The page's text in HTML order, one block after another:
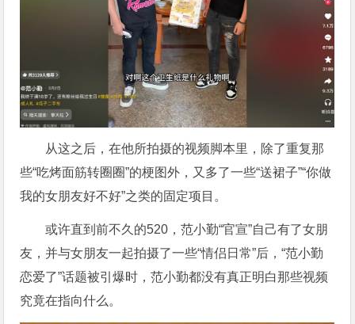
从这之后，在他所拍摄的视频脚本里，除了重复那
些“吃烤面筋转圈圈”的梗图外，又多了一些“送裙子”“你做
我的女朋友好不好”之类的固定项目。
或许直到前不久的520，范小勤“官宣”自己有了女朋
友，并与女朋友一起拍摄了一些“情侣日常”后，“范小勤
恋爱了”话题被引爆时，范小勤都没有真正明白那些视频
究竟在指向什么。